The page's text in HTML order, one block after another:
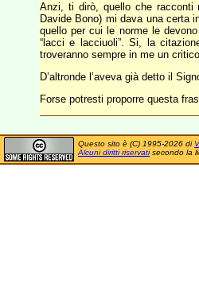
Anzi, ti dirò, quello che racconti
Davide Bono) mi dava una certa
quello per cui le norme le
“lacci e lacciuoli”. Si, la
troveranno sempre in me un
D’altronde l’aveva già detto il
Forse potresti proporre questa
Questo sito è (C) 1995-2026 di
Alcuni diritti riservatisecondo la